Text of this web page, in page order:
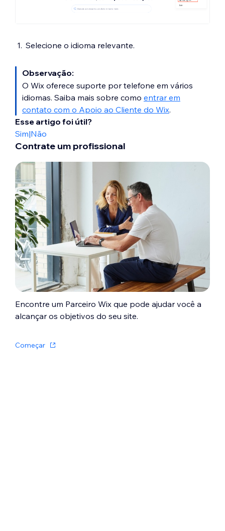
Selecione o idioma relevante.
Observação:
O Wix oferece suporte por telefone em vários
idiomas. Saiba mais sobre como entrar em
contato com o Apoio ao Cliente do Wix.
Esse artigo foi útil?
Sim|Não
Contrate um profissional
Encontre um Parceiro Wix que pode ajudar você a
alcançar os objetivos do seu site.
Começar